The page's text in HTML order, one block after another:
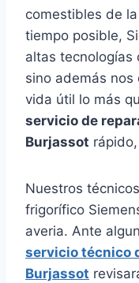
comestibles de
tiempo posible,
altas tecnologías
sino además nos
vida útil lo más
servicio de
Burjassot
Nuestros
frigorífico
averia. Ante
servicio técnico
Burjassot